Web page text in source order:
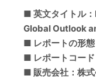
■ 英文タイトル
Global Outlook
■ レポートの形
■ レポートコー
■ 販売会社：株